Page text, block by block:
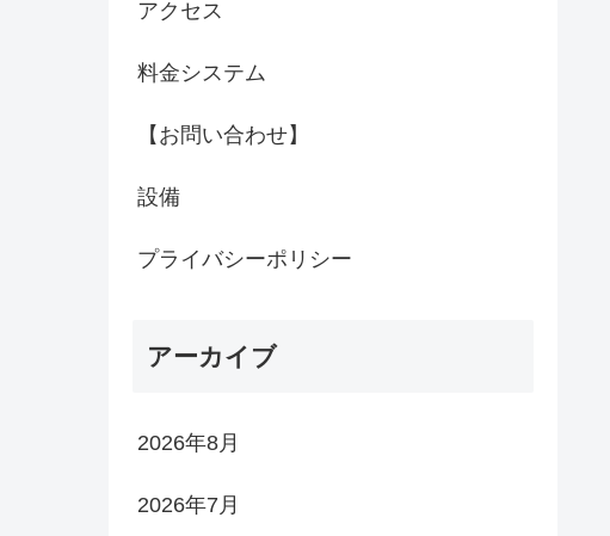
アクセス
料金システム
【お問い合わせ】
設備
プライバシーポリシー
アーカイブ
2026年8月
2026年7月